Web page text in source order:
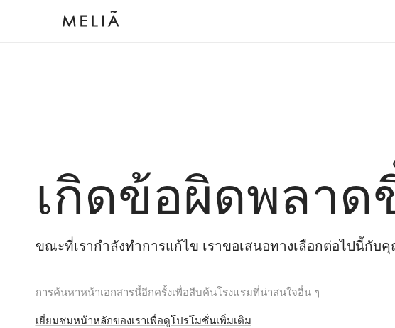
เกิดข้อผิดพลาด
ขณะที่เรากำลังทำการแก้ไข เราขอเสนอทางเลือกต่อไปนี้กับ
การค้นหาหน้าเอกสารนี้อีกครั้งเพื่อสืบค้นโรงแรมที่น่าสนใจอื่น ๆ
เยี่ยมชมหน้าหลักของเราเพื่อดูโปรโมชั่นเพิ่มเติม